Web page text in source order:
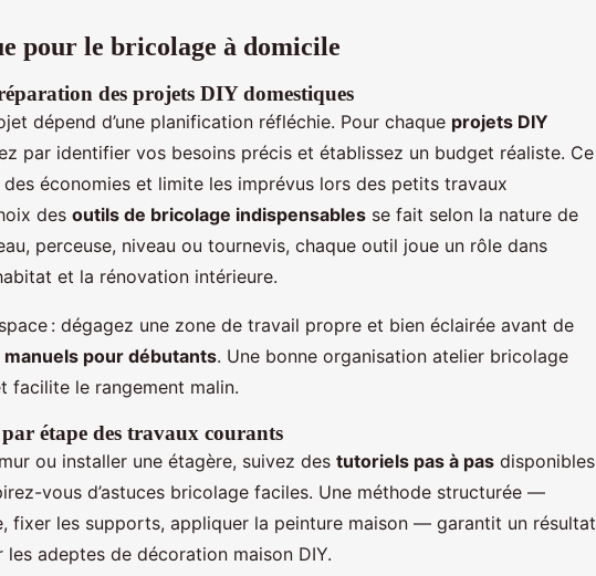
pour le bricolage à domicile
des projets DIY domestiques
dépend d’une planification réfléchie. Pour chaque projets DIY
par identifier vos besoins précis et établissez un budget réaliste. Ce
économies et limite les imprévus lors des petits travaux
des outils de bricolage indispensables se fait selon la nature de
perceuse, niveau ou tournevis, chaque outil joue un rôle dans
et la rénovation intérieure.
: dégagez une zone de travail propre et bien éclairée avant de
pour débutants. Une bonne organisation atelier bricolage
facilite le rangement malin.
étape des travaux courants
ou installer une étagère, suivez des tutoriels pas à pas disponibles
vous d’astuces bricolage faciles. Une méthode structurée —
fixer les supports, appliquer la peinture maison — garantit un résultat
les adeptes de décoration maison DIY.